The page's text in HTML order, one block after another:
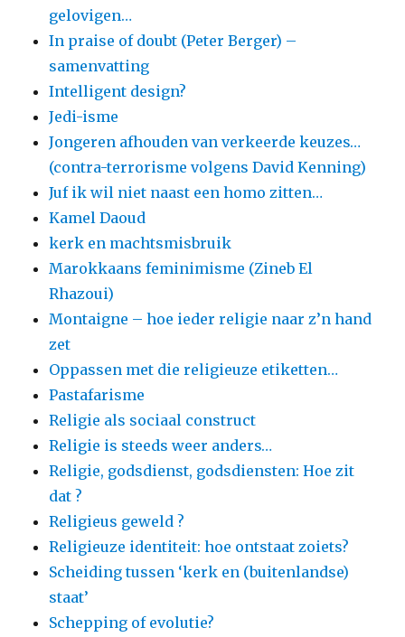
gelovigen…
In praise of doubt (Peter Berger) –
samenvatting
Intelligent design?
Jedi-isme
Jongeren afhouden van verkeerde keuzes…
(contra-terrorisme volgens David Kenning)
Juf ik wil niet naast een homo zitten…
Kamel Daoud
kerk en machtsmisbruik
Marokkaans feminimisme (Zineb El
Rhazoui)
Montaigne – hoe ieder religie naar z’n hand
zet
Oppassen met die religieuze etiketten…
Pastafarisme
Religie als sociaal construct
Religie is steeds weer anders…
Religie, godsdienst, godsdiensten: Hoe zit
dat ?
Religieus geweld ?
Religieuze identiteit: hoe ontstaat zoiets?
Scheiding tussen ‘kerk en (buitenlandse)
staat’
Schepping of evolutie?